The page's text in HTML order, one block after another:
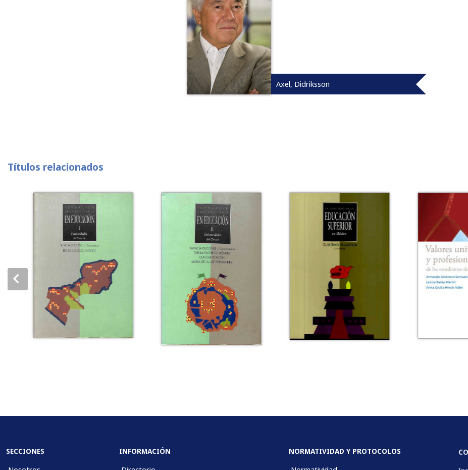
Axel, Didriksson
Títulos relacionados
SECCIONES
INFORMACIÓN
NORMATIVIDAD Y PROTOCOLOS